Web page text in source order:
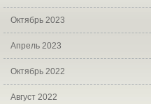
Октябрь 2023
Апрель 2023
Октябрь 2022
Август 2022